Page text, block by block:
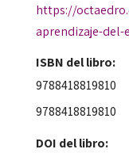
https://
aprendizaje-
ISBN del libro:
9788418819810
9788418819810
DOI del libro: